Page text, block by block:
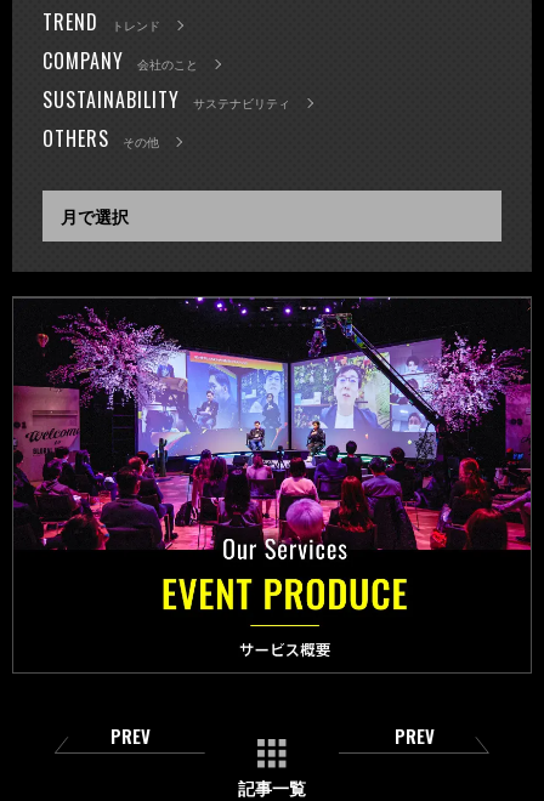
TREND トレンド
COMPANY 会社のこと
SUSTAINABILITY サステナビリティ
OTHERS その他
PREV
記事一覧
PREV